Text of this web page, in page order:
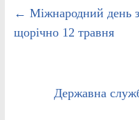
← Міжнародний день
щорічно 12 травня
Державна